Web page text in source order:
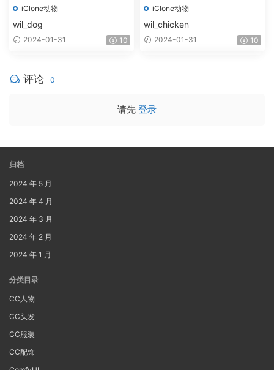
iClone动物
wil_dog
2024-01-31 10
iClone动物
wil_chicken
2024-01-31 10
评论 0
请先 登录
归档
2024 年 5 月
2024 年 4 月
2024 年 3 月
2024 年 2 月
2024 年 1 月
分类目录
CC人物
CC头发
CC服装
CC配饰